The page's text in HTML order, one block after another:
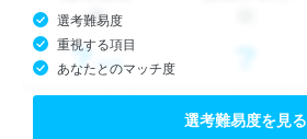
選考難易度
重視する項目
あなたとのマッチ度
選考難易度を見る